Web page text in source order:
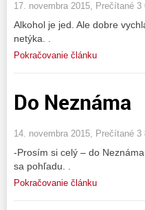
17. novembra 2015, Prečítané 3
Alkohol je jed. Ale dobre
netýka. .
Pokračovanie článku
Do Neznáma
14. novembra 2015, Prečítané 3
-Prosím si celý – do
sa pohľadu. .
Pokračovanie článku